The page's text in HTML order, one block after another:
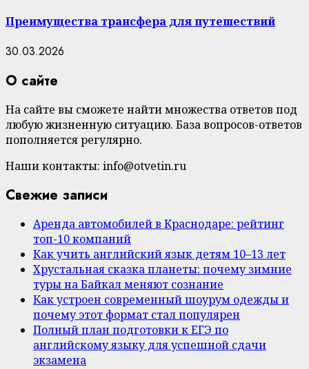
Преимущества трансфера для путешествий
30.03.2026
О сайте
На сайте вы сможете найти множества ответов под
любую жизненную ситуацию. База вопросов-ответов
пополняется регулярно.
Наши контакты: info@otvetin.ru
Свежие записи
Аренда автомобилей в Краснодаре: рейтинг
топ-10 компаний
Как учить английский язык детям 10–13 лет
Хрустальная сказка планеты: почему зимние
туры на Байкал меняют сознание
Как устроен современный шоурум одежды и
почему этот формат стал популярен
Полный план подготовки к ЕГЭ по
английскому языку для успешной сдачи
экзамена